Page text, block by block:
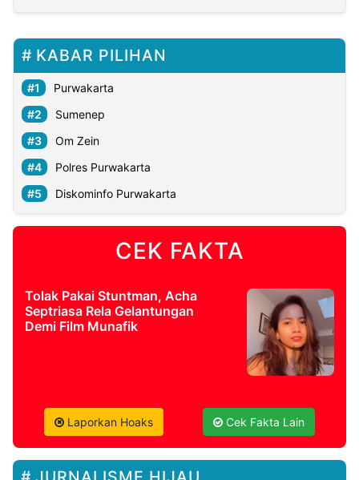
KABAR PILIHAN
Purwakarta
Sumenep
Om Zein
Polres Purwakarta
Diskominfo Purwakarta
CEK FAKTA
Tolak Pakai Stuntman, Acha
Septriasa Rela Gelantungan
Demi Film Munafik
Laporkan Hoaks Cek Fakta Lain